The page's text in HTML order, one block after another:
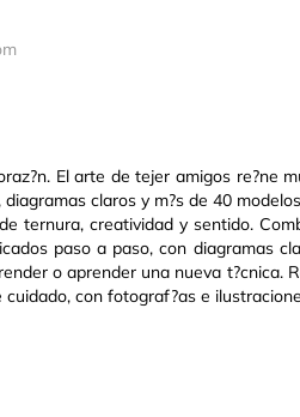
El arte de tejer amigos re?ne
claros y m?s de 40
ternura, creatividad y sentido.
paso a paso, con diagramas
o aprender una nueva t?cnica.
con fotograf?as e